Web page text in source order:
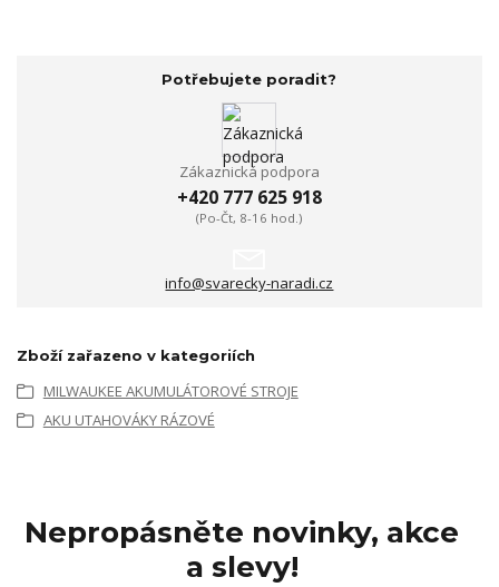
Potřebujete poradit?
Zákaznická podpora
+420 777 625 918
(Po-Čt, 8-16 hod.)
info@svarecky-naradi.cz
Zboží zařazeno v kategoriích
MILWAUKEE AKUMULÁTOROVÉ STROJE
AKU UTAHOVÁKY RÁZOVÉ
Nepropásněte novinky, akce
a slevy!